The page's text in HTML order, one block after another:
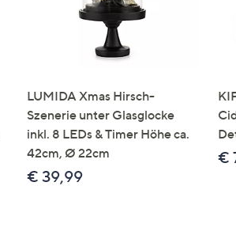
LUMIDA Xmas Hirsch-
Szenerie unter Glasglocke
inkl. 8 LEDs & Timer Höhe ca.
42cm, Ø 22cm
€ 39,99
€